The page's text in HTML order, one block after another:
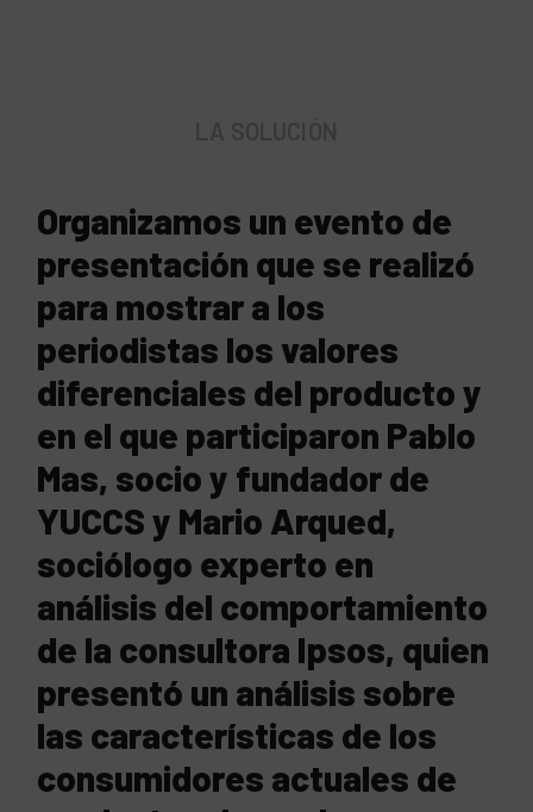
Organizamos un evento de
presentación que se realizó
para mostrar a los
periodistas los valores
diferenciales del producto y
en el que participaron Pablo
Mas, socio y fundador de
YUCCS y Mario Arqued,
sociólogo experto en
análisis del comportamiento
de la consultora Ipsos, quien
presentó un análisis sobre
las características de los
consumidores actuales de